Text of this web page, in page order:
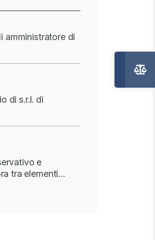
amministratore di
di s.r.l. di
e
tra elementi…